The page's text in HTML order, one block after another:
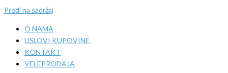
Pređi na sadržaj
O NAMA
USLOVI KUPOVINE
KONTAKT
VELEPRODAJA